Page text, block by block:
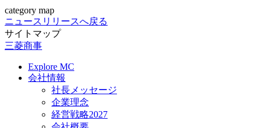
category map
ニュースリリースへ戻る
サイトマップ
三菱商事
Explore MC
会社情報
社長メッセージ
企業理念
経営戦略2027